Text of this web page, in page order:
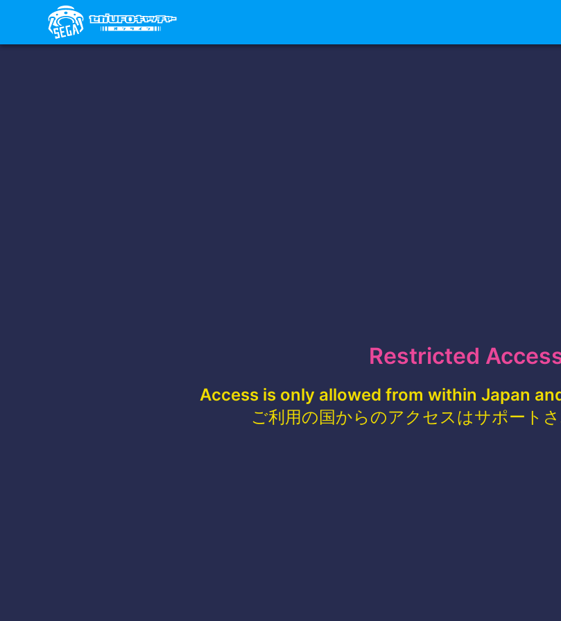
Restricted
Access is only allowed from within Japan
ご利用の国からのアクセスはサポートさ